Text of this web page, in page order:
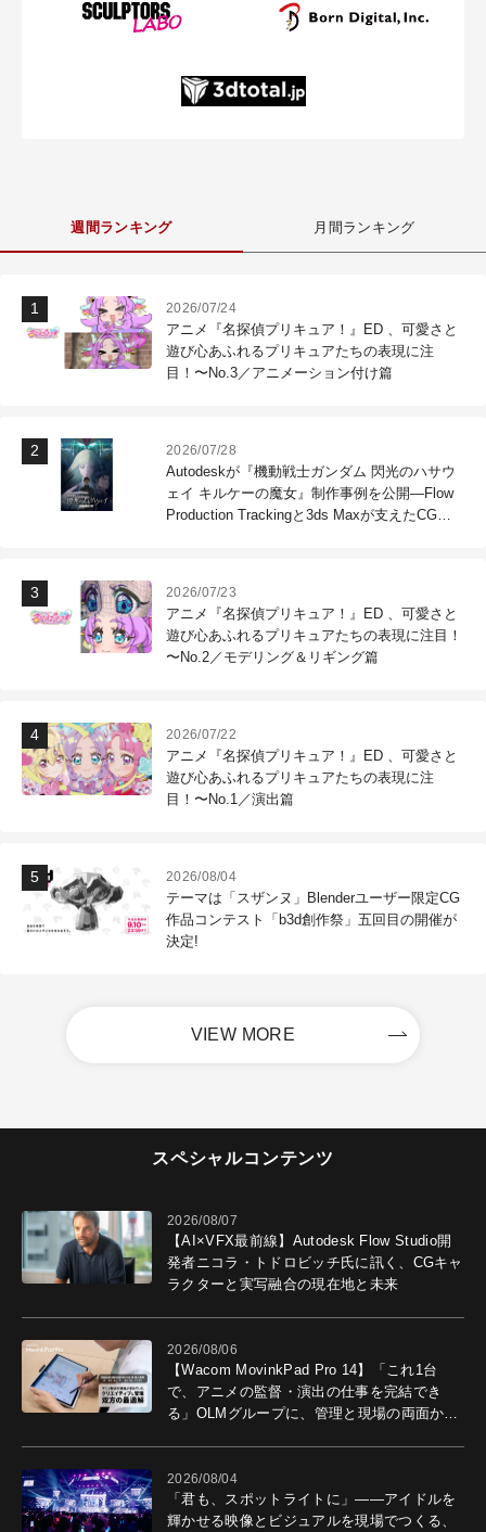
週間ランキング 月間ランキング
2026/07/24
アニメ『名探偵プリキュア！』ED 、可愛さと
遊び心あふれるプリキュアたちの表現に注
目！〜No.3／アニメーション付け篇
2026/07/28
Autodeskが『機動戦士ガンダム 閃光のハサウ
ェイ キルケーの魔女』制作事例を公開―Flow
Production Trackingと3ds Maxが支えたCG制
2026/07/23
アニメ『名探偵プリキュア！』ED 、可愛さと
遊び心あふれるプリキュアたちの表現に注目！
〜No.2／モデリング＆リギング篇
2026/07/22
アニメ『名探偵プリキュア！』ED 、可愛さと
遊び心あふれるプリキュアたちの表現に注
目！〜No.1／演出篇
2026/08/04
テーマは「スザンヌ」Blenderユーザー限定CG
作品コンテスト「b3d創作祭」五回目の開催が
決定!
VIEW MORE
スペシャルコンテンツ
2026/08/07
【AI×VFX最前線】Autodesk Flow Studio開
発者ニコラ・トドロビッチ氏に訊く、CGキャ
ラクターと実写融合の現在地と未来
2026/08/06
【Wacom MovinkPad Pro 14】「これ1台
で、アニメの監督・演出の仕事を完結でき
る」OLMグループに、管理と現場の両面から
2026/08/04
「君も、スポットライトに」――アイドルを
輝かせる映像とビジュアルを現場でつくる、